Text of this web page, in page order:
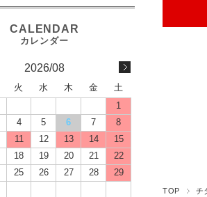
TOP チ
2026/08
火 水 木 金
土
1
4 5 6 7
8
11 12 13 14
15
18 19 20 21
22
25 26 27 28
29